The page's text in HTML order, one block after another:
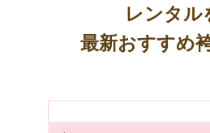
レンタル
最新おすすめ